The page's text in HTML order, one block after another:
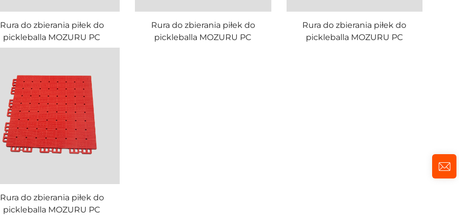
Rura do zbierania piłek do
pickleballa MOZURU PC
Rura do zbierania piłek do
pickleballa MOZURU PC
Rura do zbierania piłek do
pickleballa MOZURU PC
Rura do zbierania piłek do
pickleballa MOZURU PC